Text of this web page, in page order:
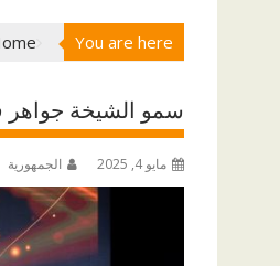
You are here
سمو الشيخة جواهر
مايو 4, 2025 الجمهورية